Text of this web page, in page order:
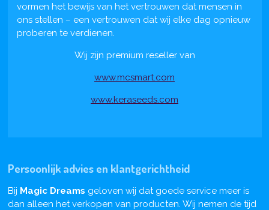
vormen het bewijs van het vertrouwen dat mensen in
ons stellen – een vertrouwen dat wij elke dag opnieuw
proberen te verdienen.
Wij zijn premium reseller van
www.mcsmart.com
www.keraseeds.com
Persoonlijk advies en klantgerichtheid
Bij Magic Dreams geloven wij dat goede service meer is
dan alleen het verkopen van producten. Wij nemen de tijd